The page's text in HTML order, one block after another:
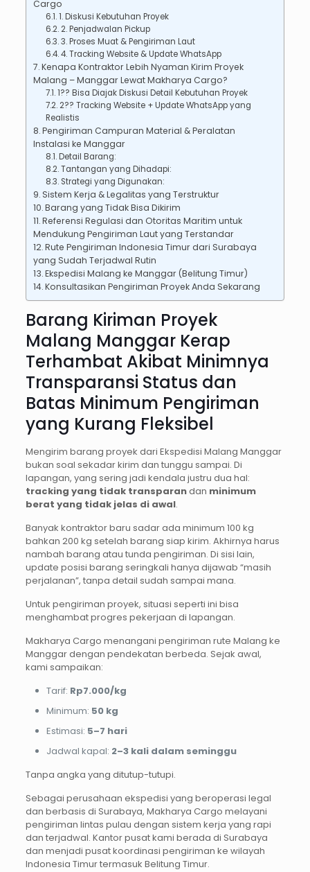
Cargo
1. Diskusi Kebutuhan Proyek
2. Penjadwalan Pickup
3. Proses Muat & Pengiriman Laut
4. Tracking Website & Update WhatsApp
Kenapa Kontraktor Lebih Nyaman Kirim Proyek
Malang – Manggar Lewat Makharya Cargo?
1?? Bisa Diajak Diskusi Detail Kebutuhan Proyek
2?? Tracking Website + Update WhatsApp yang
Realistis
Pengiriman Campuran Material & Peralatan
Instalasi ke Manggar
Detail Barang:
Tantangan yang Dihadapi:
Strategi yang Digunakan:
Sistem Kerja & Legalitas yang Terstruktur
Barang yang Tidak Bisa Dikirim
Referensi Regulasi dan Otoritas Maritim untuk
Mendukung Pengiriman Laut yang Terstandar
Rute Pengiriman Indonesia Timur dari Surabaya
yang Sudah Terjadwal Rutin
Ekspedisi Malang ke Manggar (Belitung Timur)
Konsultasikan Pengiriman Proyek Anda Sekarang
Barang Kiriman Proyek
Malang Manggar Kerap
Terhambat Akibat Minimnya
Transparansi Status dan
Batas Minimum Pengiriman
yang Kurang Fleksibel
Mengirim barang proyek dari Ekspedisi Malang Manggar
bukan soal sekadar kirim dan tunggu sampai. Di
lapangan, yang sering jadi kendala justru dua hal:
tracking yang tidak transparandan minimum
berat yang tidak jelas di awal.
Banyak kontraktor baru sadar ada minimum 100 kg
bahkan 200 kg setelah barang siap kirim. Akhirnya harus
nambah barang atau tunda pengiriman. Di sisi lain,
update posisi barang seringkali hanya dijawab “masih
perjalanan”, tanpa detail sudah sampai mana.
Untuk pengiriman proyek, situasi seperti ini bisa
menghambat progres pekerjaan di lapangan.
Makharya Cargo menangani pengiriman rute Malang ke
Manggar dengan pendekatan berbeda. Sejak awal,
kami sampaikan:
Tarif: Rp7.000/kg
Minimum: 50 kg
Estimasi: 5–7 hari
Jadwal kapal: 2–3 kali dalam seminggu
Tanpa angka yang ditutup-tutupi.
Sebagai perusahaan ekspedisi yang beroperasi legal
dan berbasis di Surabaya, Makharya Cargo melayani
pengiriman lintas pulau dengan sistem kerja yang rapi
dan terjadwal. Kantor pusat kami berada di Surabaya
dan menjadi pusat koordinasi pengiriman ke wilayah
Indonesia Timur termasuk Belitung Timur.